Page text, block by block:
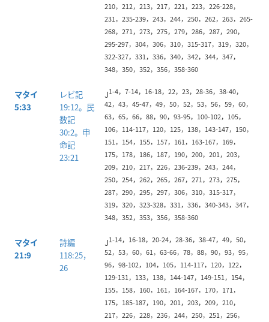
210，212，213，217，221，223，226-228，
231，235-239，243，244，250，262，263，265-
268，271，273，275，279，286，287，290，
295-297，304，306，310，315-317，319，320，
322-327，331，336，340，342，344，347，
348，350，352，356，358-360
マタイ
5:33
レビ記
19:12。 民
数記
30:2。 申
命記
23:21
J1-4，7-14，16-18，22，23，28-36，38-40，
42，43，45-47，49，50，52，53，56，59，60，
63，65，66，88，90，93-95，100-102，105，
106，114-117，120，125，138，143-147，150，
151，154，155，157，161，163-167，169，
175，178，186，187，190，200，201，203，
209，210，217，226，236-239，243，244，
250，254，262，265，267，271，273，275，
287，290，295，297，306，310，315-317，
319，320，323-328，331，336，340-343，347，
348，352，353，356，358-360
マタイ
21:9
詩編
118:25，
26
J1-14，16-18，20-24，28-36，38-47，49，50，
52，53，60，61，63-66，78，88，90，93，95，
96，98-102，104，105，114-117，120，122，
129-131，133，138，144-147，149-151，154，
155，158，160，161，164-167，170，171，
175，185-187，190，201，203，209，210，
217，226，228，236，244，250，251，256，